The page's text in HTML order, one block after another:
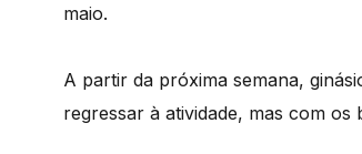
maio.
A partir da próxima semana,
regressar à atividade, mas com os